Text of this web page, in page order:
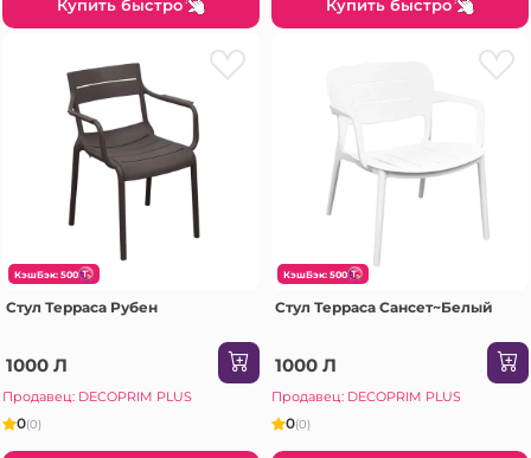
Купить быстро Купить быстро
КэшБэк: 500
Стул Терраса Рубен
1000 Л
Продавец: DECOPRIM PLUS
0(0)
КэшБэк: 500
Стул Терраса Сансет~Белый
1000 Л
Продавец: DECOPRIM PLUS
0(0)